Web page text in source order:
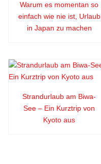
Warum es momentan so
einfach wie nie ist, Urlaub
in Japan zu machen
Strandurlaub am Biwa-
See – Ein Kurztrip von
Kyoto aus